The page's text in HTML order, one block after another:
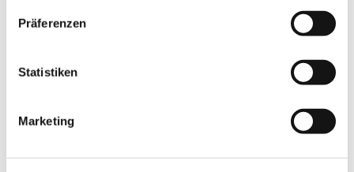
Präferenzen
Statistiken
Marketing